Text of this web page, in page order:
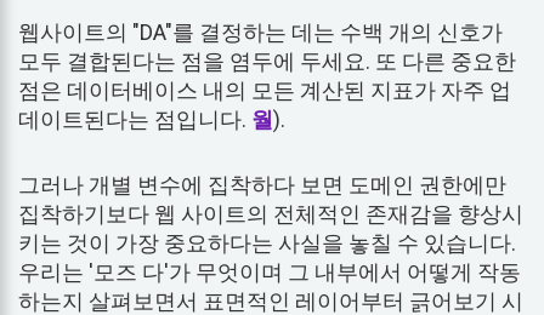
웹사이트의 "DA"를 결정하는 데는 수백 개의 신호가
모두 결합된다는 점을 염두에 두세요. 또 다른 중요한
점은 데이터베이스 내의 모든 계산된 지표가 자주 업
데이트된다는 점입니다. 월).
그러나 개별 변수에 집착하다 보면 도메인 권한에만
집착하기보다 웹 사이트의 전체적인 존재감을 향상시
키는 것이 가장 중요하다는 사실을 놓칠 수 있습니다.
우리는 '모즈 다'가 무엇이며 그 내부에서 어떻게 작동
하는지 살펴보면서 표면적인 레이어부터 긁어보기 시